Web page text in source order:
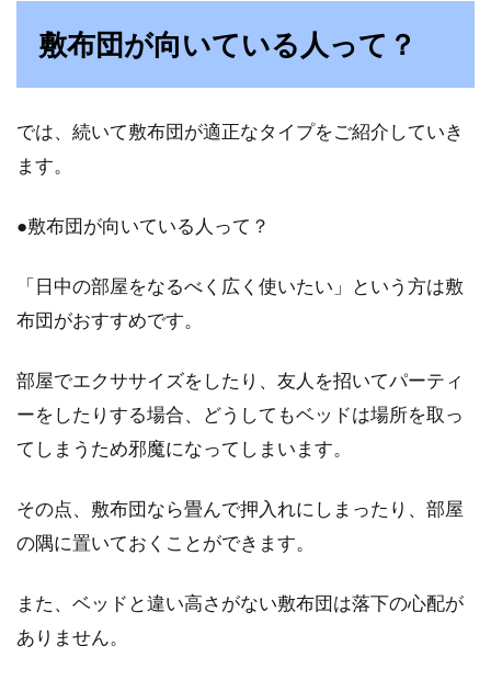
敷布団が向いている人って？
では、続いて敷布団が適正なタイプをご紹介していき
ます。
●敷布団が向いている人って？
「日中の部屋をなるべく広く使いたい」という方は敷
布団がおすすめです。
部屋でエクササイズをしたり、友人を招いてパーティ
ーをしたりする場合、どうしてもベッドは場所を取っ
てしまうため邪魔になってしまいます。
その点、敷布団なら畳んで押入れにしまったり、部屋
の隅に置いておくことができます。
また、ベッドと違い高さがない敷布団は落下の心配が
ありません。